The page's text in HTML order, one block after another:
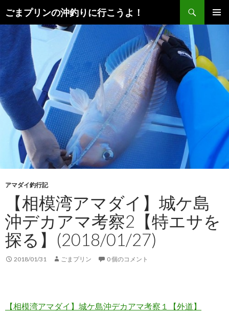
ごまプリンの沖釣りに行こうよ！
索
メインメ
ニュー
ン
ツ
へ
キ
ッ
プ
アマダイ釣行記
【相模湾アマダイ】城ケ島
沖デカアマ考察2【特エサを
探る】(2018/01/27)
2018/01/31 ごまプリン 0 個のコメント
【相模湾アマダイ】城ケ島沖デカアマ考察１【外道】